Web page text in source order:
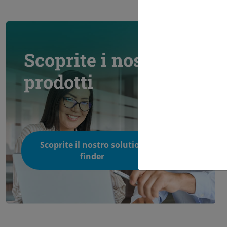
Scoprite i nostri
prodotti
Scoprite il nostro solution
finder